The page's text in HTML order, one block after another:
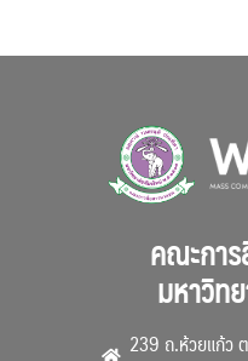
คณะกา
มหาวิท
239 ถ.ห้วยแก้ว